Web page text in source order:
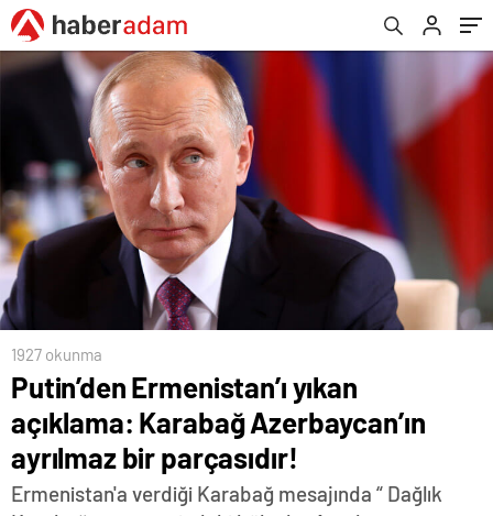
parçasıdır!
1927 okunma
Putin’den Ermenistan’ı yıkan
açıklama: Karabağ Azerbaycan’ın
ayrılmaz bir parçasıdır!
Ermenistan'a verdiği Karabağ mesajında “ Dağlık